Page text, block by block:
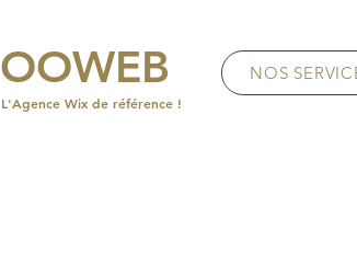
OOWEB
L'Agence Wix de référence !
NOS